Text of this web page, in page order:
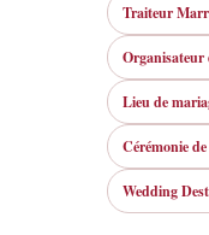
Traiteur
Organisateur
Lieu de
Cérémonie
Wedding